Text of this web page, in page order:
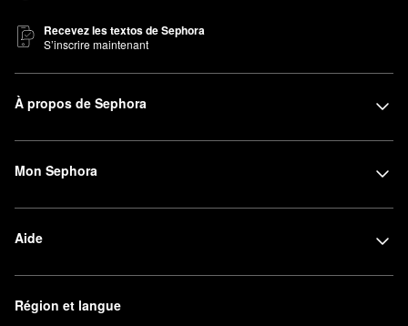
Recevez les textos de Sephora
S’inscrire maintenant
À propos de Sephora
Mon Sephora
Aide
Région et langue